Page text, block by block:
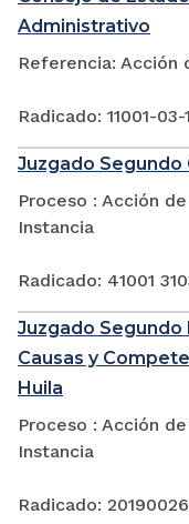
Administrativo
Referencia: Acción
Radicado: 11001-
Juzgado Segundo
Proceso : Acción
Instancia
Radicado: 41001
Juzgado Segundo
Causas y
Huila
Proceso : Acción
Instancia
Radicado: